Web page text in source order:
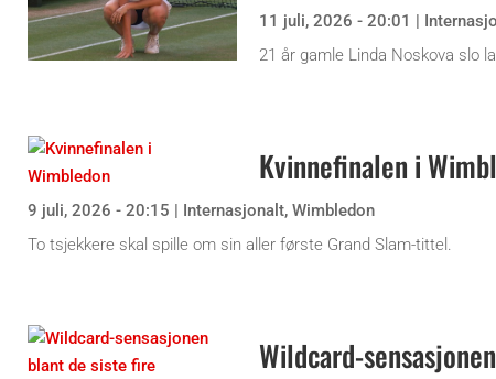
11 juli, 2026 - 20:01 |
21 år gamle Linda Noskova slo
Kvinnefinalen i
9 juli, 2026 - 20:15 | Internasjonalt, Wimbledon
To tsjekkere skal spille om sin aller første Grand Slam-tittel.
Wildcard-